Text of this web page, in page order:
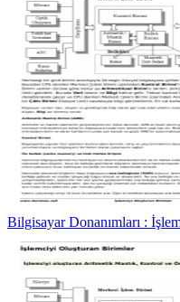
Bilgisayar Donanımları :